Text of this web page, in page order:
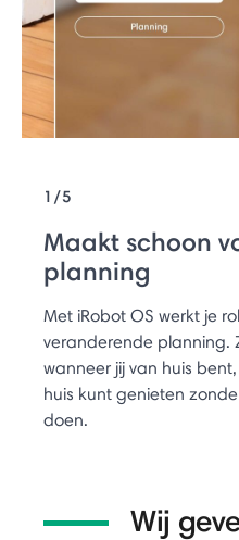
1/5
Maakt schoon
planning
Met iRobot OS werkt je
veranderende planning.
wanneer jij van huis
huis kunt genieten
doen.
Wij